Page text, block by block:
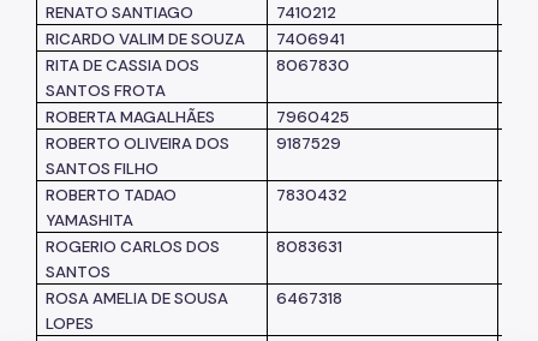
RENATO SANTIAGO 7410212
RICARDO VALIM DE SOUZA
7406941
RITA DE CASSIA DOS
SANTOS FROTA
8067830
ROBERTA MAGALHÃES 7960425
ROBERTO OLIVEIRA DOS
SANTOS FILHO
9187529
ROBERTO TADAO
YAMASHITA
7830432
ROGERIO CARLOS DOS
SANTOS
8083631
ROSA AMELIA DE SOUSA
LOPES
6467318